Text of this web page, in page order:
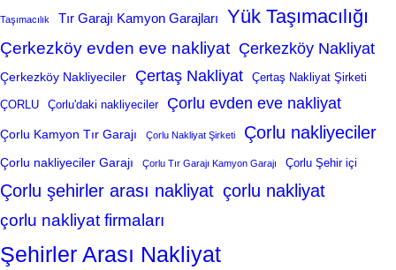
Taşımacılık Tır Garajı Kamyon Garajları Yük Taşımacılığı
Çerkezköy evden eve nakliyat Çerkezköy Nakliyat
Çerkezköy Nakliyeciler Çertaş Nakliyat Çertaş Nakliyat Şirketi
ÇORLU Çorlu'daki nakliyeciler Çorlu evden eve nakliyat
Çorlu Kamyon Tır Garajı Çorlu Nakliyat Şirketi Çorlu nakliyeciler
Çorlu nakliyeciler Garajı Çorlu Tır Garajı Kamyon Garajı Çorlu Şehir içi
Çorlu şehirler arası nakliyat çorlu nakliyat
çorlu nakliyat firmaları
Şehirler Arası Nakliyat